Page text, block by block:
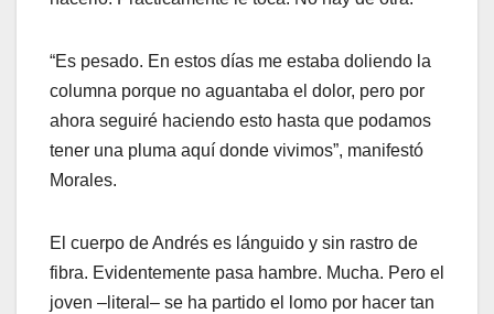
“Es pesado. En estos días me estaba doliendo la
columna porque no aguantaba el dolor, pero por
ahora seguiré haciendo esto hasta que podamos
tener una pluma aquí donde vivimos”, manifestó
Morales.
El cuerpo de Andrés es lánguido y sin rastro de
fibra. Evidentemente pasa hambre. Mucha. Pero el
joven –literal– se ha partido el lomo por hacer tan